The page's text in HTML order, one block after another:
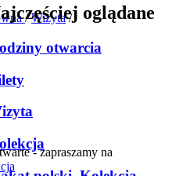
oglądane
otwarcia
/ Wizyta/
- zapraszamy na